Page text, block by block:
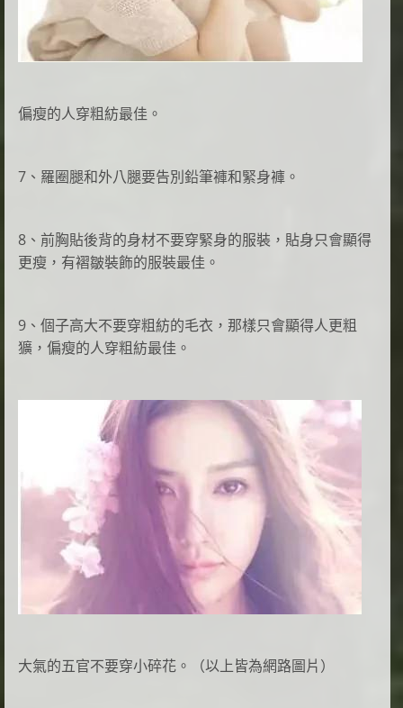
偏瘦的人穿粗紡最佳。
7、羅圈腿和外八腿要告別鉛筆褲和緊身褲。
8、前胸貼後背的身材不要穿緊身的服裝，貼身只會顯得
更瘦，有褶皺裝飾的服裝最佳。
9、個子高大不要穿粗紡的毛衣，那樣只會顯得人更粗
獷，偏瘦的人穿粗紡最佳。
大氣的五官不要穿小碎花。（以上皆為網路圖片）